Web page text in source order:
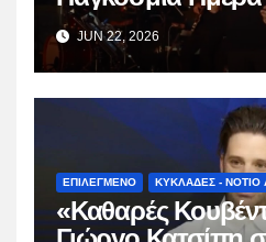
JUN 22, 2026
ΕΠΙΛΕΓΜΕΝΟ ΚΥΚΛΑΔΕΣ - ΝΟΤΙΟ
«Καθαρές